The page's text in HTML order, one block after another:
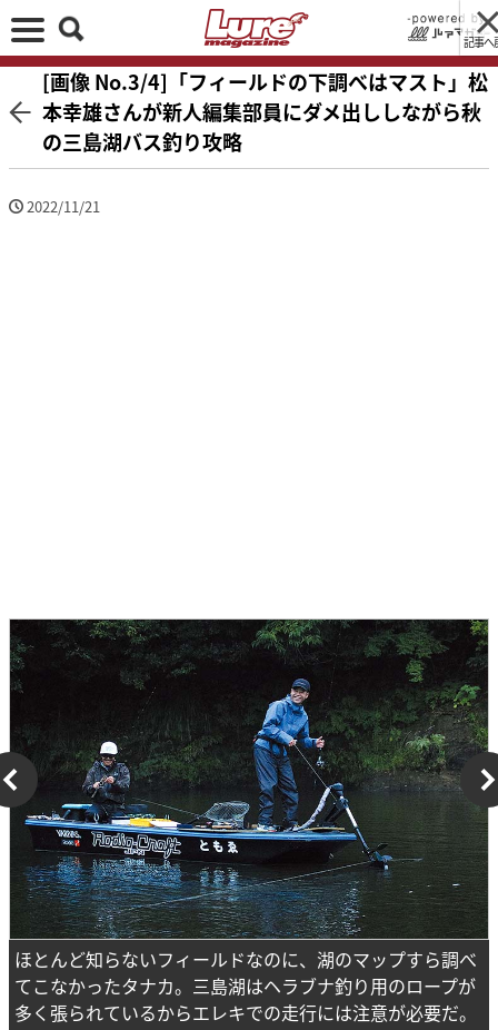
記事へ
[画像 No.3/4]「フィールドの下調べはマスト」松
本幸雄さんが新人編集部員にダメ出ししながら秋
の三島湖バス釣り攻略
2022/11/21
ほとんど知らないフィールドなのに、湖のマップすら調べ
てこなかったタナカ。三島湖はヘラブナ釣り用のロープが
多く張られているからエレキでの走行には注意が必要だ。